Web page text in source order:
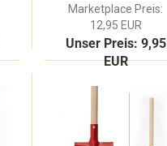
Marketplace Preis:
12,95 EUR
Unser Preis: 9,95
EUR